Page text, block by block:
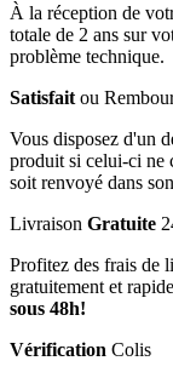
À la réception de
totale de 2 ans sur
problème technique.
Satisfait ou
Vous disposez d'un
produit si celui-ci ne
soit renvoyé dans
Livraison Gratuite
Profitez des frais de
gratuitement et
sous 48h!
Vérification Colis